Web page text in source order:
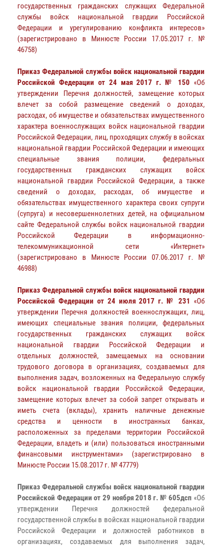
государственных гражданских служащих Федеральной
службы войск национальной гвардии Российской
Федерации и урегулированию конфликта интересов»
(зарегистрировано в Минюсте России 17.05.2017 г. №
46758)
Приказ Федеральной службы войск национальной гвардии
Российской Федерации от 24 мая 2017 г. № 150 «Об
утверждении Перечня должностей, замещение которых
влечет за собой размещение сведений о доходах,
расходах, об имуществе и обязательствах имущественного
характера военнослужащих войск национальной гвардии
Российской Федерации, лиц, проходящих службу в войсках
национальной гвардии Российской Федерации и имеющих
специальные звания полиции, федеральных
государственных гражданских служащих войск
национальной гвардии Российской Федерации, а также
сведений о доходах, расходах, об имуществе и
обязательствах имущественного характера своих супруги
(супруга) и несовершеннолетних детей, на официальном
сайте Федеральной службы войск национальной гвардии
Российской Федерации в информационно-
телекоммуникационной сети «Интернет»
(зарегистрировано в Минюсте России 07.06.2017 г. №
46988)
Приказ Федеральной службы войск национальной гвардии
Российской Федерации от 24 июля 2017 г. № 231 «Об
утверждении Перечня должностей военнослужащих, лиц,
имеющих специальные звания полиции, федеральных
государственных гражданских служащих войск
национальной гвардии Российской Федерации и
отдельных должностей, замещаемых на основании
трудового договора в организациях, создаваемых для
выполнения задач, возложенных на Федеральную службу
войск национальной гвардии Российской Федерации,
замещение которых влечет за собой запрет открывать и
иметь счета (вклады), хранить наличные денежные
средства и ценности в иностранных банках,
расположенных за пределами территории Российской
Федерации, владеть и (или) пользоваться иностранными
финансовыми инструментами» (зарегистрировано в
Минюсте России 15.08.2017 г. № 47779)
Приказ Федеральной службы войск национальной гвардии
Российской Федерации от 29 ноября 2018 г. № 605дсп «Об
утверждении Перечня должностей федеральной
государственной службы в войсках национальной гвардии
Российской Федерации и должностей работников в
организациях, создаваемых для выполнения задач,